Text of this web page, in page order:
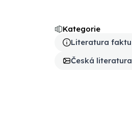
Kategorie
Literatura faktu
Česká literatura